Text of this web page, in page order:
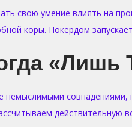
свою умение влиять на
коры. Покердом
«лишь
немыслимыми
действительную